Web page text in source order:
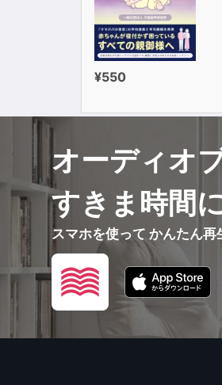
¥550
オーディオ
すきま時間
スマホを使って かんたん